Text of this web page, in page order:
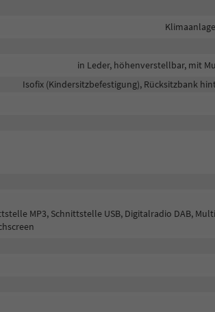
in Leder, höhenverstellbar, mit
Isofix (Kindersitzbefestigung), Rücksitzbank
MP3, Schnittstelle USB, Digitalradio DAB,